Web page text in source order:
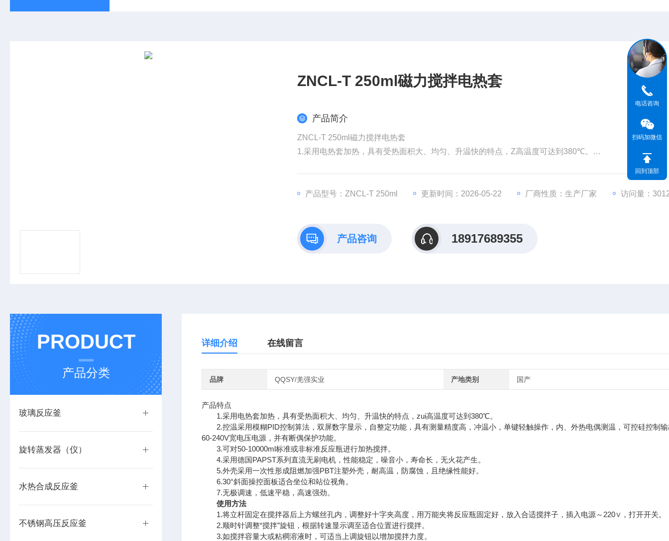
ZNCL-T 250ml磁力搅拌电热套
产品简介
ZNCL-T 250ml磁力搅拌电热套
1.采用电热套加热，具有受热面积大、均匀、升温快的特点，Z高温度可达到380℃。
2.控温采用模糊PID控制算法，双屏数字显示，自整定功能，具有测量精度高，冲温小，单键轻触操作，
3.可对50-10000ml标准或非标准反应瓶进行加热搅拌。
产品型号：ZNCL-T 250ml 更新时间：2026-05-22 厂商性质：生产厂家 访问量：
产品咨询 18917689355
PRODUCT
产品分类
玻璃反应釜
旋转蒸发器（仪）
水热合成反应釜
不锈钢高压反应釜
详细介绍 在线留言
品牌 QQSY/羌强实业 产地类别 国产
产品特点
1.采用电热套加热，具有受热面积大、均匀、升温快的特点，zui高温度可达到380℃。
2.控温采用模糊PID控制算法，双屏数字显示，自整定功能，具有测量精度高，冲温小，单键轻触操作，内、外热电偶测温，可控硅控制
60-240V宽电压电源，并有断偶保护功能。
3.可对50-10000ml标准或非标准反应瓶进行加热搅拌。
4.采用德国PAPST系列直流无刷电机，性能稳定，噪音小，寿命长，无火花产生。
5.外壳采用一次性形成阻燃加强PBT注塑外壳，耐高温，防腐蚀，且绝缘性能好。
6.30°斜面操控面板适合坐位和站位视角。
7.无极调速，低速平稳，高速强劲。
使用方法
1.将立杆固定在搅拌器后上方螺丝孔内，调整好十字夹高度，用万能夹将反应瓶固定好，放入合适搅拌子，插入电源～220∨，打开开关。
2.顺时针调整“搅拌”旋钮，根据转速显示调至适合位置进行搅拌。
3.如搅拌容量大或粘稠溶液时，可适当上调旋钮以增加搅拌力度。
电话咨询
扫码加微信
回到顶部